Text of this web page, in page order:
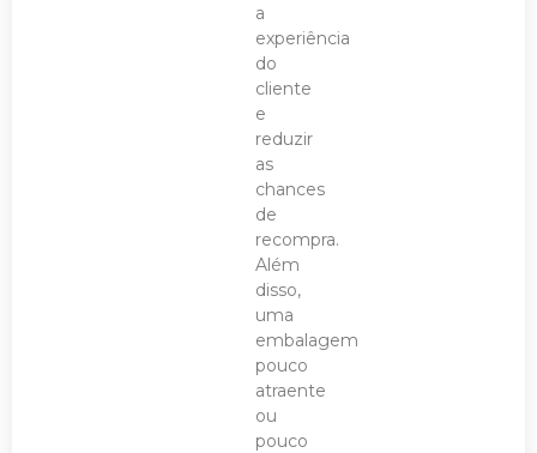
a
experiência
do
cliente
e
reduzir
as
chances
de
recompra.
Além
disso,
uma
embalagem
pouco
atraente
ou
pouco